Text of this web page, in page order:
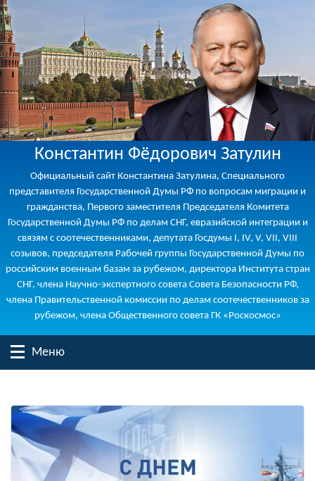
Константин Фёдорович Затулин
Официальный сайт Константина Затулина, Специального
представителя Государственной Думы РФ по вопросам миграции и
гражданства, Первого заместителя Председателя Комитета
Государственной Думы РФ по делам СНГ, евразийской интеграции и
связям с соотечественниками, депутата Госдумы I, IV, V, VII, VIII
созывов, председателя Рабочей группы Государственной Думы по
российским военным базам за рубежом, директора Института стран
СНГ, члена Научно-экспертного совета Совета Безопасности РФ,
члена Правительственной комиссии по делам соотечественников за
рубежом, члена Общественного совета ГК «Роскосмос»
Меню